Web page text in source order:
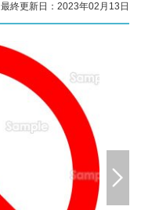
最終更新日：2023年02月13日